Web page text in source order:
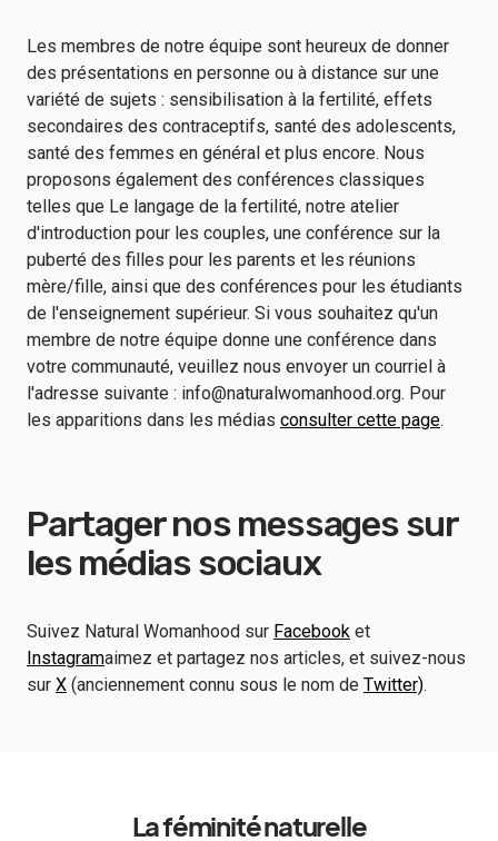
Les membres de notre équipe sont heureux de donner
des présentations en personne ou à distance sur une
variété de sujets : sensibilisation à la fertilité, effets
secondaires des contraceptifs, santé des adolescents,
santé des femmes en général et plus encore. Nous
proposons également des conférences classiques
telles que Le langage de la fertilité, notre atelier
d'introduction pour les couples, une conférence sur la
puberté des filles pour les parents et les réunions
mère/fille, ainsi que des conférences pour les étudiants
de l'enseignement supérieur. Si vous souhaitez qu'un
membre de notre équipe donne une conférence dans
votre communauté, veuillez nous envoyer un courriel à
l'adresse suivante : info@naturalwomanhood.org. Pour
les apparitions dans les médias consulter cette page.
Partager nos messages sur
les médias sociaux
Suivez Natural Womanhood sur Facebook et
Instagramaimez et partagez nos articles, et suivez-nous
sur X (anciennement connu sous le nom de Twitter).
La féminité naturelle